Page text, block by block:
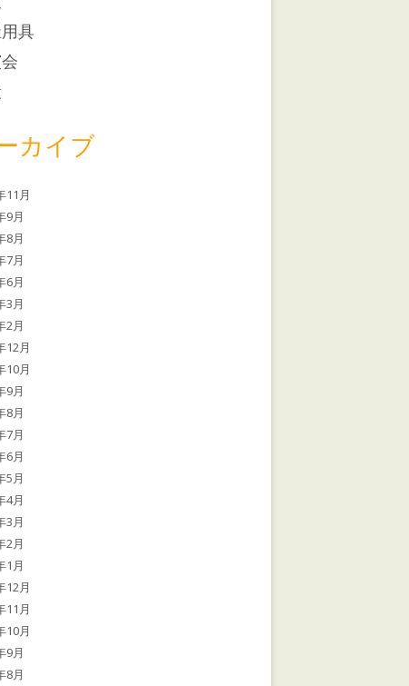
具
カイブ
11月
9月
8月
7月
6月
3月
2月
12月
10月
9月
8月
7月
6月
5月
4月
3月
2月
1月
12月
11月
10月
9月
8月